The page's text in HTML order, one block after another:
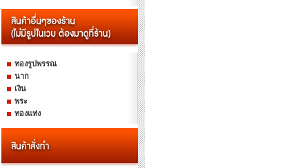
ทองรูปพรรณ
นาก
เงิน
พระ
ทองแท่ง